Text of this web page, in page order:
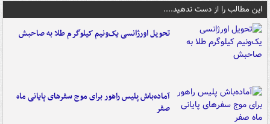
این مطالب را از دست ندهید....
تحویل اورژانسی یک‌ونیم کیلوگرم طلا به صاحبش
آماده‌باش پلیس راهور برای موج سفرهای پایانی ماه
صفر